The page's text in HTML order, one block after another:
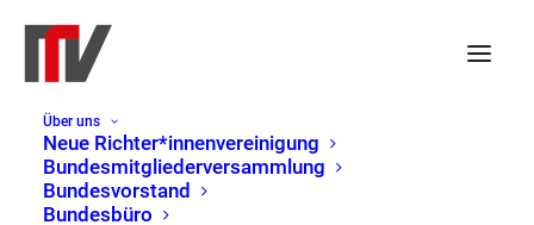
Über uns
Neue Richter*innenvereinigung
Bundesmitgliederversammlung
Bundesvorstand
Bundesbüro
Veranstaltungen
Keine Veranstaltungen für 30. September 2025 vorgesehen. Hier